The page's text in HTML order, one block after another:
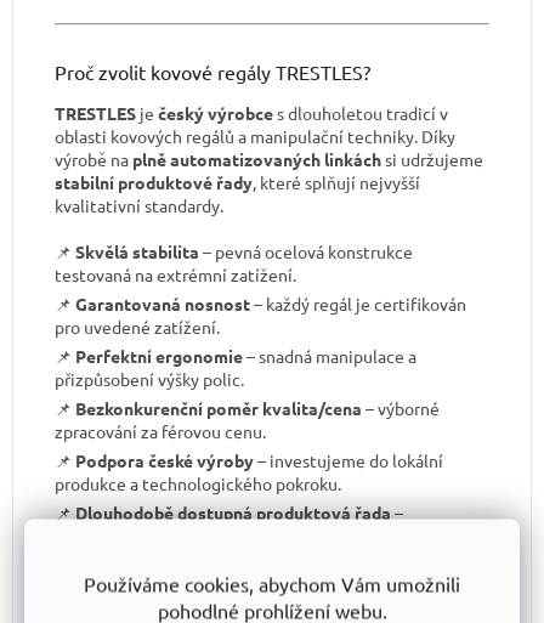
Používáme cookies, abychom Vám umožnili
pohodlné prohlížení webu.
Proč zvolit kovové regály TRESTLES?
TRESTLES je český výrobces dlouholetou tradicí v
oblasti kovových regálů a manipulační techniky. Díky
výrobě na plně automatizovaných linkáchsi udržujeme
stabilní produktové řady, které splňují nejvyšší
kvalitativní standardy.
📌 Skvělá stabilita – pevná ocelová konstrukce
testovaná na extrémní zatížení.
📌 Garantovaná nosnost– každý regál je certifikován
pro uvedené zatížení.
📌 Perfektní ergonomie– snadná manipulace a
přizpůsobení výšky polic.
📌 Bezkonkurenční poměr kvalita/cena – výborné
zpracování za férovou cenu.
📌 Podpora české výroby– investujeme do lokální
produkce a technologického pokroku.
📌Dlouhodobě dostupná produktová řada–
S TRESTLESsi pořizujete nejenspolehlivý regál, ale i
záruku kvality a dlouhodobé dostupnosti produktů